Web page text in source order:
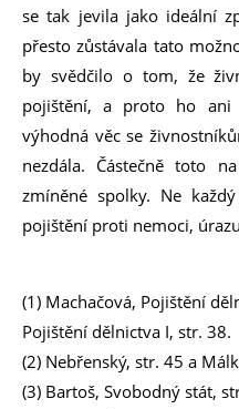
se tak jevila jako ideální
přesto zůstávala tato
by svědčilo o tom, že
pojištění, a proto ho ani
výhodná věc se
nezdála. Částečně toto
zmíněné spolky. Ne
pojištění proti nemoci,
(1) Machačová, Pojištění
Pojištění dělnictva I, str. 38.
(2) Nebřenský, str. 45 a
(3) Bartoš, Svobodný stát,